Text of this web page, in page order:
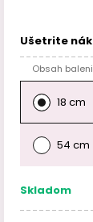
Ušetrite
Obsah
18 cm
54 cm
Skladom